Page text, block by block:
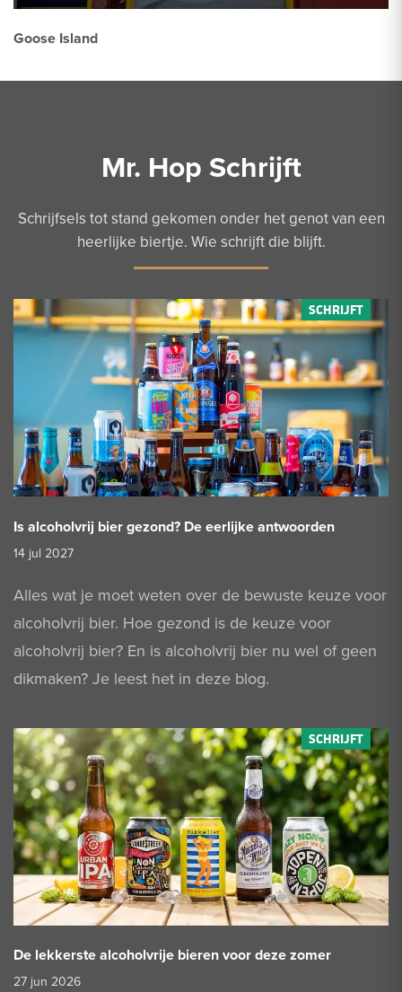
Goose Island
Mr. Hop Schrijft
Schrijfsels tot stand gekomen onder het genot van een
heerlijke biertje. Wie schrijft die blijft.
Is alcoholvrij bier gezond? De eerlijke antwoorden
14 jul 2027
Alles wat je moet weten over de bewuste keuze voor
alcoholvrij bier. Hoe gezond is de keuze voor
alcoholvrij bier? En is alcoholvrij bier nu wel of geen
dikmaken? Je leest het in deze blog.
De lekkerste alcoholvrije bieren voor deze zomer
27 jun 2026